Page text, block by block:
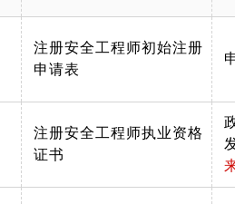
注册安全工程师初始注册
申请表
注册安全工程师执业资格
证书